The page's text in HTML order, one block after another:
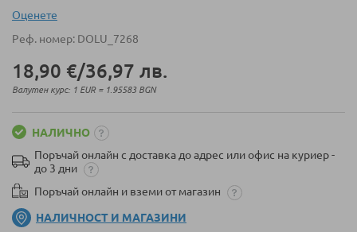
галерия
снимки
Оценeте
Реф. номер DOLU_7268
18,90 €/36,97 лв.
Валутен курс: 1 EUR = 1.95583 BGN
НАЛИЧНО
Поръчай онлайн с доставка до адрес или офис на куриер -
до 3 дни
Поръчай онлайн и вземи от магазин
НАЛИЧНОСТ И МАГАЗИНИ